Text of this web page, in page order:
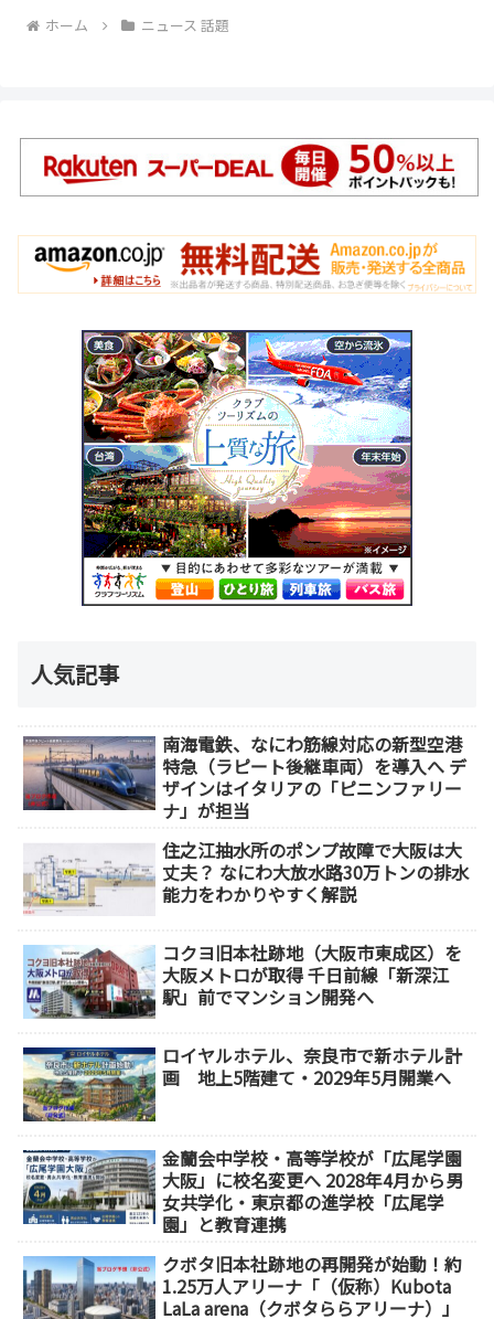
ホーム ニュース 話題
人気記事
南海電鉄、なにわ筋線対応の新型空港
特急（ラピート後継車両）を導入へ デ
ザインはイタリアの「ピニンファリー
ナ」が担当
住之江抽水所のポンプ故障で大阪は大
丈夫？ なにわ大放水路30万トンの排水
能力をわかりやすく解説
コクヨ旧本社跡地（大阪市東成区）を
大阪メトロが取得 千日前線「新深江
駅」前でマンション開発へ
ロイヤルホテル、奈良市で新ホテル計
画 地上5階建て・2029年5月開業へ
金蘭会中学校・高等学校が「広尾学園
大阪」に校名変更へ 2028年4月から男
女共学化・東京都の進学校「広尾学
園」と教育連携
クボタ旧本社跡地の再開発が始動！約
1.25万人アリーナ「（仮称）Kubota
LaLa arena（クボタららアリーナ）」